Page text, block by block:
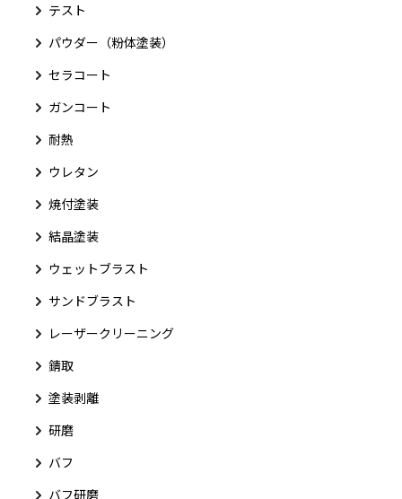
テスト
パウダー（粉体塗装）
セラコート
ガンコート
耐熱
ウレタン
焼付塗装
結晶塗装
ウェットブラスト
サンドブラスト
レーザークリーニング
錆取
塗装剥離
研磨
バフ
バフ研磨